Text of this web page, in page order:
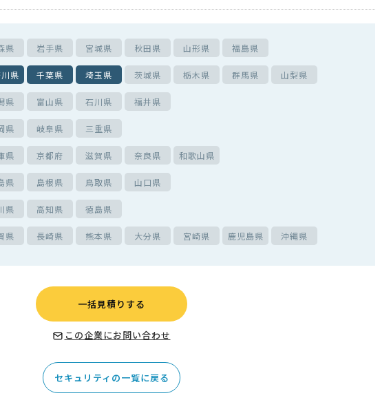
県 岩手県 宮城県 秋田県 山形県 福島県
県 千葉県 埼玉県 茨城県 栃木県 群馬県 山梨県
県 富山県 石川県 福井県
県 岐阜県 三重県
県 京都府 滋賀県 奈良県 和歌山県
県 島根県 鳥取県 山口県
県 高知県 徳島県
県 長崎県 熊本県 大分県 宮崎県 鹿児島県 沖縄県
一括見積りする
この企業にお問い合わせ
セキュリティの一覧に戻る